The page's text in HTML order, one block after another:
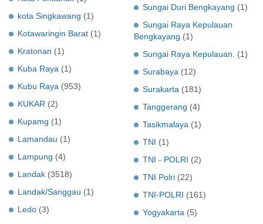
kota Singkawang (1)
Kotawaringin Barat (1)
Kratonan (1)
Kuba Raya (1)
Kubu Raya (953)
KUKAR (2)
Kupamg (1)
Lamandau (1)
Lampung (4)
Landak (3518)
Landak/Sanggau (1)
Ledo (3)
Sungai Duri Bengkayang (1)
Sungai Raya Kepulauan
Bengkayang (1)
Sungai Raya Kepulauan.
(1)
Surabaya (12)
Surakarta (181)
Tanggerang (4)
Tasikmalaya (1)
TNI (1)
TNI - POLRI (2)
TNI Polri (22)
TNI-POLRI (161)
Yogyakarta (5)